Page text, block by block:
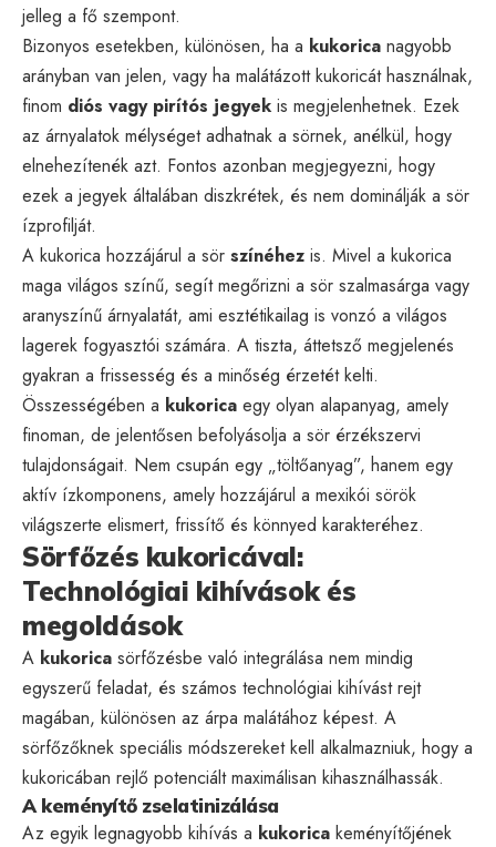
jelleg a fő szempont.
Bizonyos esetekben, különösen, ha a kukorica nagyobb
arányban van jelen, vagy ha malátázott kukoricát használnak,
finom diós vagy pirítós jegyek is megjelenhetnek. Ezek
az árnyalatok mélységet adhatnak a sörnek, anélkül, hogy
elnehezítenék azt. Fontos azonban megjegyezni, hogy
ezek a jegyek általában diszkrétek, és nem dominálják a sör
ízprofilját.
A kukorica hozzájárul a sör színéhez is. Mivel a kukorica
maga világos színű, segít megőrizni a sör szalmasárga vagy
aranyszínű árnyalatát, ami esztétikailag is vonzó a világos
lagerek fogyasztói számára. A tiszta, áttetsző megjelenés
gyakran a frissesség és a minőség érzetét kelti.
Összességében a kukorica egy olyan alapanyag, amely
finoman, de jelentősen befolyásolja a sör érzékszervi
tulajdonságait. Nem csupán egy „töltőanyag”, hanem egy
aktív ízkomponens, amely hozzájárul a mexikói sörök
világszerte elismert, frissítő és könnyed karakteréhez.
Sörfőzés kukoricával:
Technológiai kihívások és
megoldások
A kukorica sörfőzésbe való integrálása nem mindig
egyszerű feladat, és számos technológiai kihívást rejt
magában, különösen az árpa malátához képest. A
sörfőzőknek speciális módszereket kell alkalmazniuk, hogy a
kukoricában rejlő potenciált maximálisan kihasználhassák.
A keményítő zselatinizálása
Az egyik legnagyobb kihívás a kukorica keményítőjének